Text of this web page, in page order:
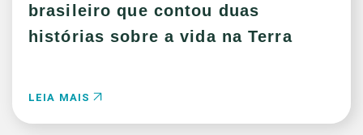
brasileiro que contou duas
histórias sobre a vida na Terra
LEIA MAIS